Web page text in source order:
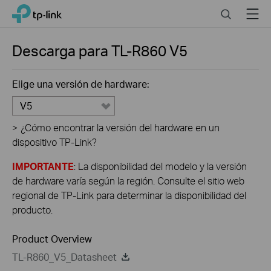
Click
navigation
TP-Link, Reliably Smart SearchMenu
Descarga paraTL-R860V5
Elige una versión de hardware:
V5
> ¿Cómo encontrar la versión del hardware en un
dispositivo TP-Link?
IMPORTANTE: La disponibilidad del modelo y la versión
de hardware varía según la región. Consulte el sitio web
regional de TP-Link para determinar la disponibilidad del
producto.
Product Overview
TL-R860_V5_Datasheet